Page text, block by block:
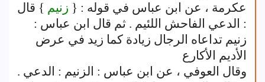
عكرمة ، عن ابن عباس في قوله : { زنيم } قال
: الدعي الفاحش اللئيم . ثم قال ابن عباس :
زنيم تداعاه الرجال زيادة كما زيد في عرض
الأديم الأكارع
وقال العوفي ، عن ابن عباس : الزنيم : الدعي .